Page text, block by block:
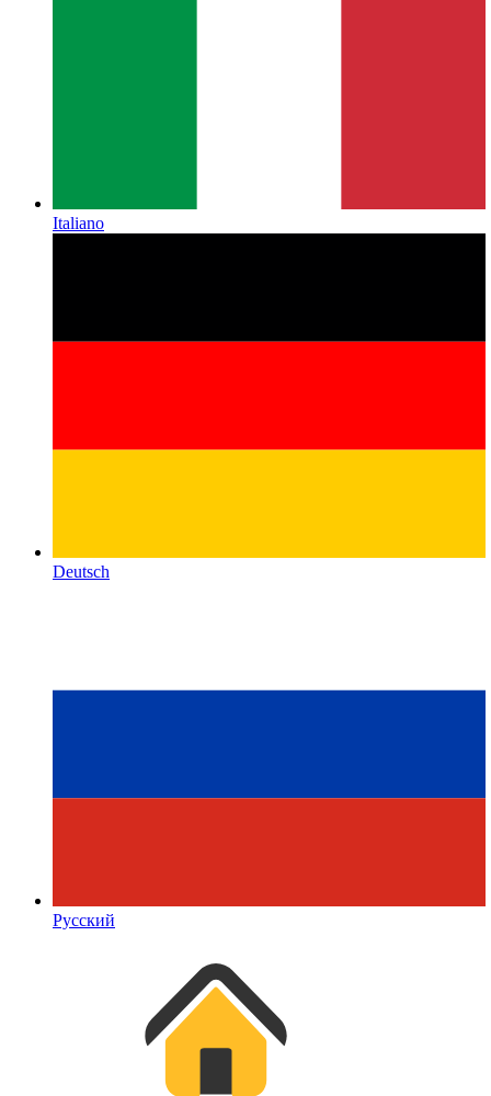
Italiano
Deutsch
Русский